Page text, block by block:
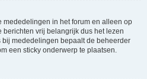
mededelingen in het forum en alleen op
vrij belangrijk dus het lezen
mededelingen bepaalt de beheerder
een sticky onderwerp te plaatsen.